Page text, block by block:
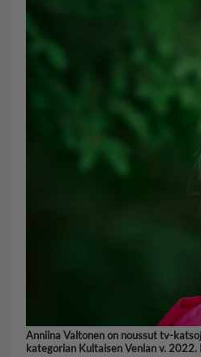
Anniina Valtonen on noussut tv-
kategorian Kultaisen Venlan v. 2022.